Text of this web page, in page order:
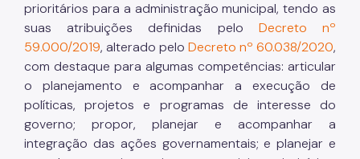
prioritários para a administração municipal, tendo as
suas atribuições definidas pelo Decreto nº
59.000/2019, alterado pelo Decreto nº 60.038/2020,
com destaque para algumas competências: articular
o planejamento e acompanhar a execução de
políticas, projetos e programas de interesse do
governo; propor, planejar e acompanhar a
integração das ações governamentais; e planejar e